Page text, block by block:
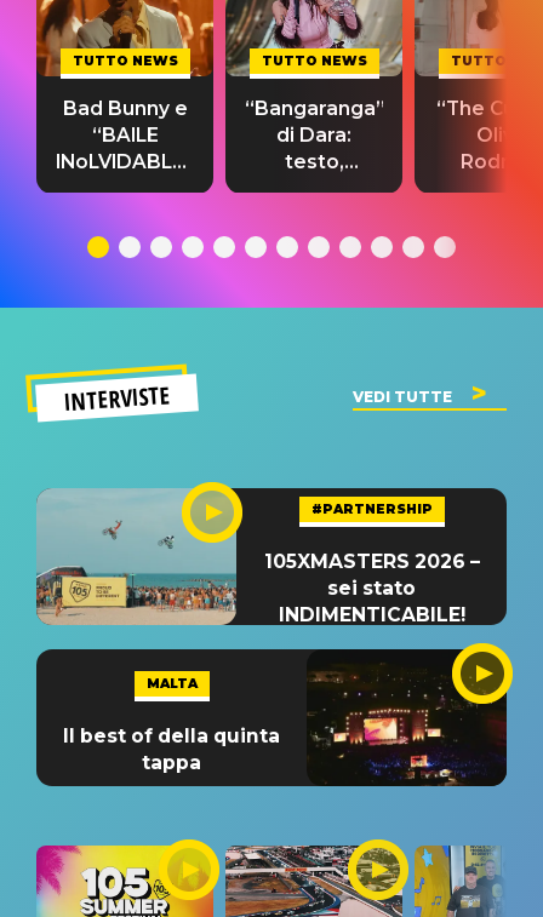
TUTTO NEWS
Bad Bunny e
“BAILE
INoLVIDABLE”:
testo,
significato
TUTTO NEWS
“Bangaranga”
di Dara:
testo,
traduzione e
del singolo
TUTTO
“The
Olivia
testo,
INTERVISTE VEDI TUTTE
#PARTNERSHIP
105XMASTERS 2026 –
sei stato
INDIMENTICABILE!
MALTA
Il best of della quinta
tappa